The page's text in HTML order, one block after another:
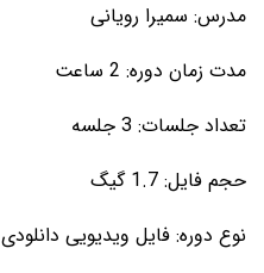
بود.
مدرس: سمیرا رویانی
مدت زمان دوره: 2 ساعت
تعداد جلسات: 3 جلسه
حجم فایل: 1.7 گیگ
نوع دوره: فایل ویدیویی دانلودی